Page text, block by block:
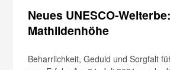
Neues UNESCO-Welterbe:
Mathildenhöhe
Beharrlichkeit, Geduld und Sorgfalt